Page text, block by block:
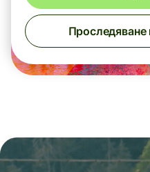
Проследяване